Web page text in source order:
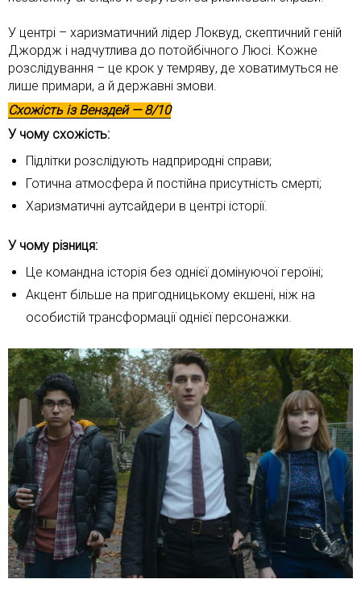
У центрі – харизматичний лідер Локвуд, скептичний геній
Джордж і надчутлива до потойбічного Люсі. Кожне
розслідування – це крок у темряву, де ховатимуться не
лише примари, а й державні змови.
Схожість ізВенздей— 8/10
У чому схожість:
Підлітки розслідують надприродні справи;
Готична атмосфера й постійна присутність смерті;
Харизматичні аутсайдери в центрі історії.
У чому різниця:
Це командна історія без однієї домінуючої героїні;
Акцент більше на пригодницькому екшені, ніж на
особистій трансформації однієї персонажки.